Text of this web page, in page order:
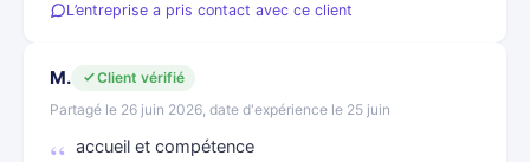
L’entreprise a pris contact avec ce client
M.
Client vérifié
Partagé le 26 juin 2026, date d'expérience le 25 juin
accueil et compétence